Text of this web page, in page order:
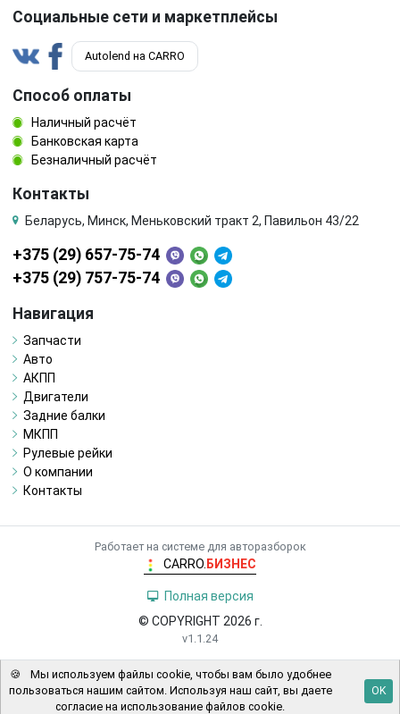
Социальные сети и маркетплейсы
Autolend на CARRO
Способ оплаты
Наличный расчёт
Банковская карта
Безналичный расчёт
Контакты
Беларусь, Минск, Меньковский тракт 2, Павильон 43/22
+375 (29) 657-75-74
+375 (29) 757-75-74
Навигация
Запчасти
Авто
АКПП
Двигатели
Задние балки
МКПП
Рулевые рейки
О компании
Контакты
Работает на системе для авторазборок
CARRO. БИЗНЕС
Полная версия
© COPYRIGHT 2026 г.
v1.1.24
🍪
Мы используем файлы cookie, чтобы вам было удобнее
пользоваться нашим сайтом. Используя наш сайт, вы даете
согласие на использование файлов cookie.
OK